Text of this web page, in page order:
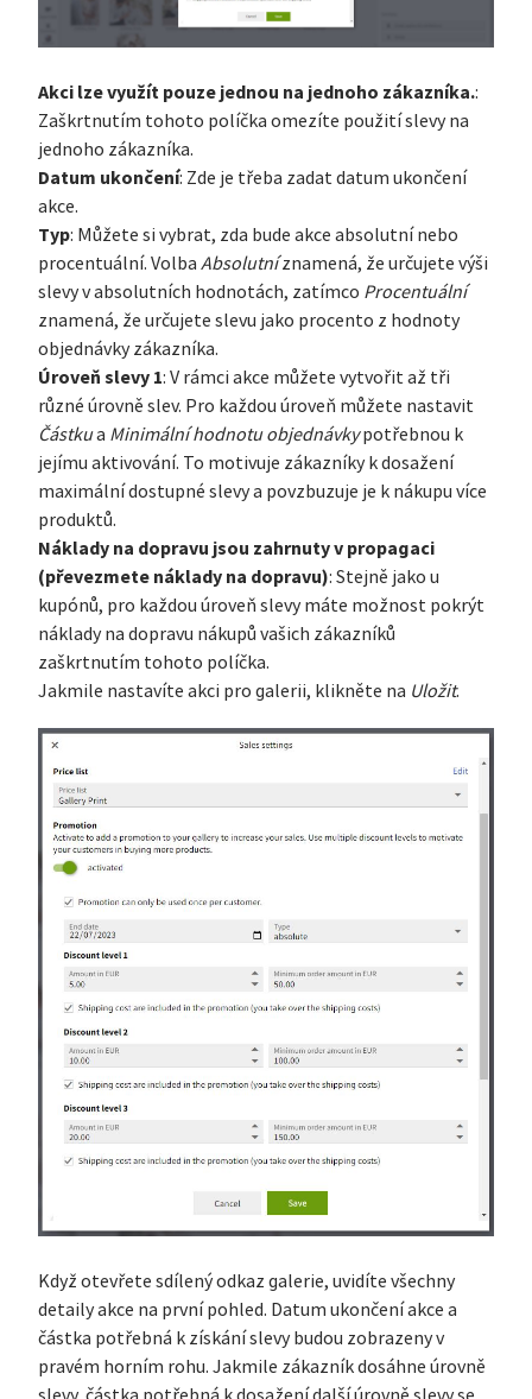
Akci lze využít pouze jednou na jednoho zákazníka.:
Zaškrtnutím tohoto políčka omezíte použití slevy na
jednoho zákazníka.
Datum ukončení: Zde je třeba zadat datum ukončení
akce.
Typ: Můžete si vybrat, zda bude akce absolutní nebo
procentuální. Volba Absolutníznamená, že určujete výši
slevy v absolutních hodnotách, zatímco Procentuální
znamená, že určujete slevu jako procento z hodnoty
objednávky zákazníka.
Úroveň slevy 1: V rámci akce můžete vytvořit až tři
různé úrovně slev. Pro každou úroveň můžete nastavit
Částkua Minimální hodnotu objednávkypotřebnou k
jejímu aktivování. To motivuje zákazníky k dosažení
maximální dostupné slevy a povzbuzuje je k nákupu více
produktů.
Náklady na dopravu jsou zahrnuty v propagaci
(převezmete náklady na dopravu): Stejně jako u
kupónů, pro každou úroveň slevy máte možnost pokrýt
náklady na dopravu nákupů vašich zákazníků
zaškrtnutím tohoto políčka.
Jakmile nastavíte akci pro galerii, klikněte na Uložit.
Když otevřete sdílený odkaz galerie, uvidíte všechny
detaily akce na první pohled. Datum ukončení akce a
částka potřebná k získání slevy budou zobrazeny v
pravém horním rohu. Jakmile zákazník dosáhne úrovně